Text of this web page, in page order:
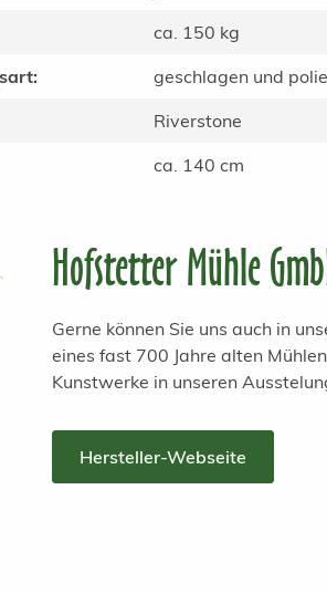
ca. 150 kg
geschlagen und
Riverstone
ca. 140 cm
Hofstetter Mühle
Gerne können Sie uns auch in
eines fast 700 Jahre alten
Kunstwerke in unseren
Hersteller-Webseite